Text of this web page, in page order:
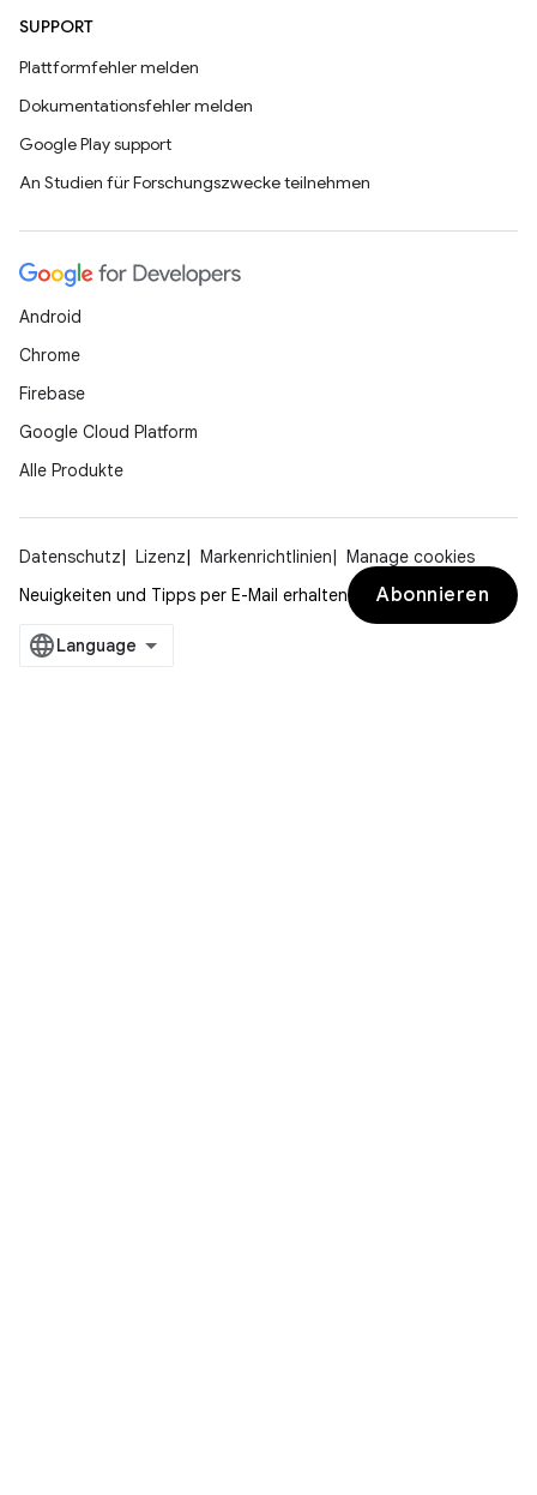
SUPPORT
Plattformfehler melden
Dokumentationsfehler melden
Google Play support
An Studien für Forschungszwecke teilnehmen
Android
Chrome
Firebase
Google Cloud Platform
Alle Produkte
Datenschutz Lizenz Markenrichtlinien
Manage cookies
Neuigkeiten und Tipps per E-Mail erhalten
Abonnieren